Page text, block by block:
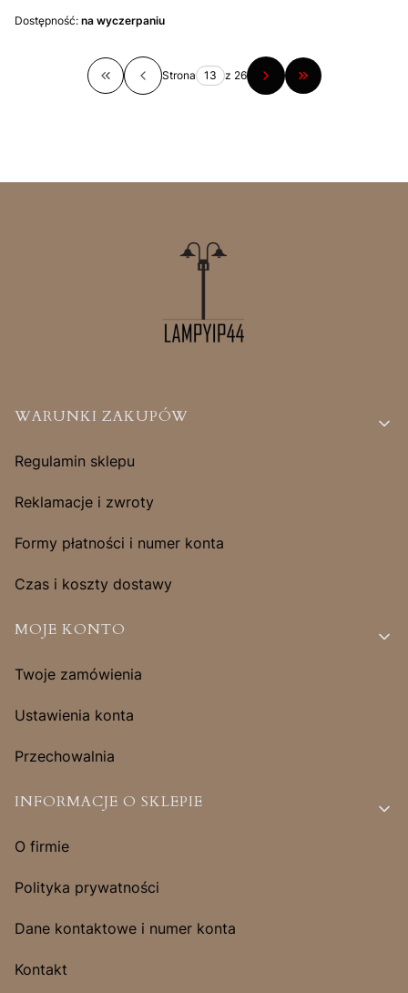
Dostępność: na wyczerpaniu
Wróć do pierwszej strony z produktami
Strona z 26 Przejdź do
Linki w stopce
WARUNKI ZAKUPÓW
Regulamin sklepu
Reklamacje i zwroty
Formy płatności i numer konta
Czas i koszty dostawy
MOJE KONTO
Twoje zamówienia
Ustawienia konta
Przechowalnia
INFORMACJE O SKLEPIE
O firmie
Polityka prywatności
Dane kontaktowe i numer konta
Kontakt